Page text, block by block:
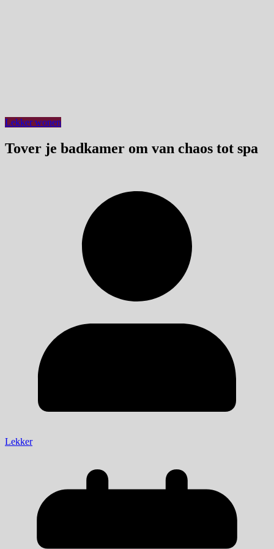
Lekker wonen
Tover je badkamer om van chaos tot spa
Lekker